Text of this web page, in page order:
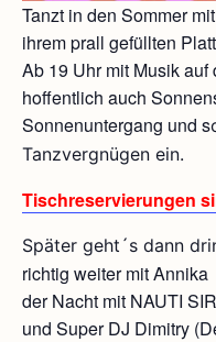
Tanzt in den Sommer
ihrem prall gefüllten
Ab 19 Uhr mit Musik auf
hoffentlich auch
Sonnenuntergang und s
Tanzvergnügen ein.
Tischreservierungen
Später geht´s dann
richtig weiter mit
der Nacht mit NAUTI
und Super DJ Dimitry